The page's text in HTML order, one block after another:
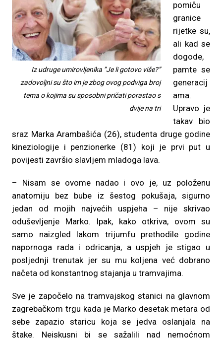
Iz udruge umirovljenika ”Je li gotovo više?”
zadovoljni su što im je zbog ovog podviga broj
tema o kojima su sposobni pričati porastao s
dvije na tri
pomiču
granice
rijetke su,
ali kad se
dogode,
pamte se
generacij
ama.
Upravo je
takav bio
sraz Marka Arambašića (26), studenta druge godine
kineziologije i penzionerke (81) koji je prvi put u
povijesti završio slavljem mladoga lava.
– Nisam se ovome nadao i ovo je, uz položenu
anatomiju bez bube iz šestog pokušaja, sigurno
jedan od mojih najvećih uspjeha – nije skrivao
oduševljenje Marko. Ipak, kako otkriva, ovom su
samo naizgled lakom trijumfu prethodile godine
napornoga rada i odricanja, a uspjeh je stigao u
posljednji trenutak jer su mu koljena već dobrano
načeta od konstantnog stajanja u tramvajima.
Sve je započelo na tramvajskog stanici na glavnom
zagrebačkom trgu kada je Marko desetak metara od
sebe zapazio staricu koja se jedva oslanjala na
štake. Neiskusni bi se sažalili nad nemoćnom